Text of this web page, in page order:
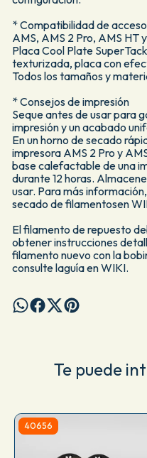
* Compatibilidad de
AMS, AMS 2 Pro, AMS HT
Placa Cool Plate
texturizada, placa con
Todos los tamaños y
* Consejos de impresión
Seque antes de usar para
impresión y un acabado
En un horno de secado
impresora AMS 2 Pro y
base calefactable de una
durante 12 horas.
usar. Para más
secado de filamentosen
El filamento de repuesto
obtener instrucciones
filamento nuevo con la
consulte laguía en WIKI.
Te puede
40656